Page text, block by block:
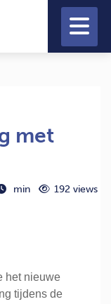
met
min 192 views
het nieuwe
tijdens de